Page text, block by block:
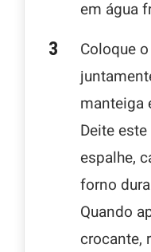
em água
Coloque
manteiga
Deite
espalhe,
forno
Quando
crocante,